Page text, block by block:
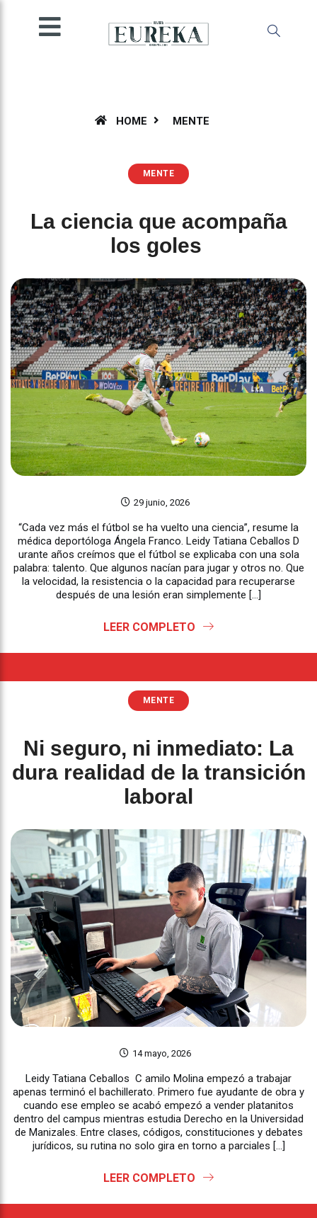
INGENIO
HOME MENTE
MENTE
La ciencia que acompaña
los goles
29 junio, 2026
“Cada vez más el fútbol se ha vuelto una ciencia”, resume la
médica deportóloga Ángela Franco. Leidy Tatiana Ceballos D
urante años creímos que el fútbol se explicaba con una sola
palabra: talento. Que algunos nacían para jugar y otros no. Que
la velocidad, la resistencia o la capacidad para recuperarse
después de una lesión eran simplemente […]
LEER COMPLETO
MENTE
Ni seguro, ni inmediato: La
dura realidad de la transición
laboral
14 mayo, 2026
Leidy Tatiana Ceballos C amilo Molina empezó a trabajar
apenas terminó el bachillerato. Primero fue ayudante de obra y
cuando ese empleo se acabó empezó a vender platanitos
dentro del campus mientras estudia Derecho en la Universidad
de Manizales. Entre clases, códigos, constituciones y debates
jurídicos, su rutina no solo gira en torno a parciales […]
LEER COMPLETO